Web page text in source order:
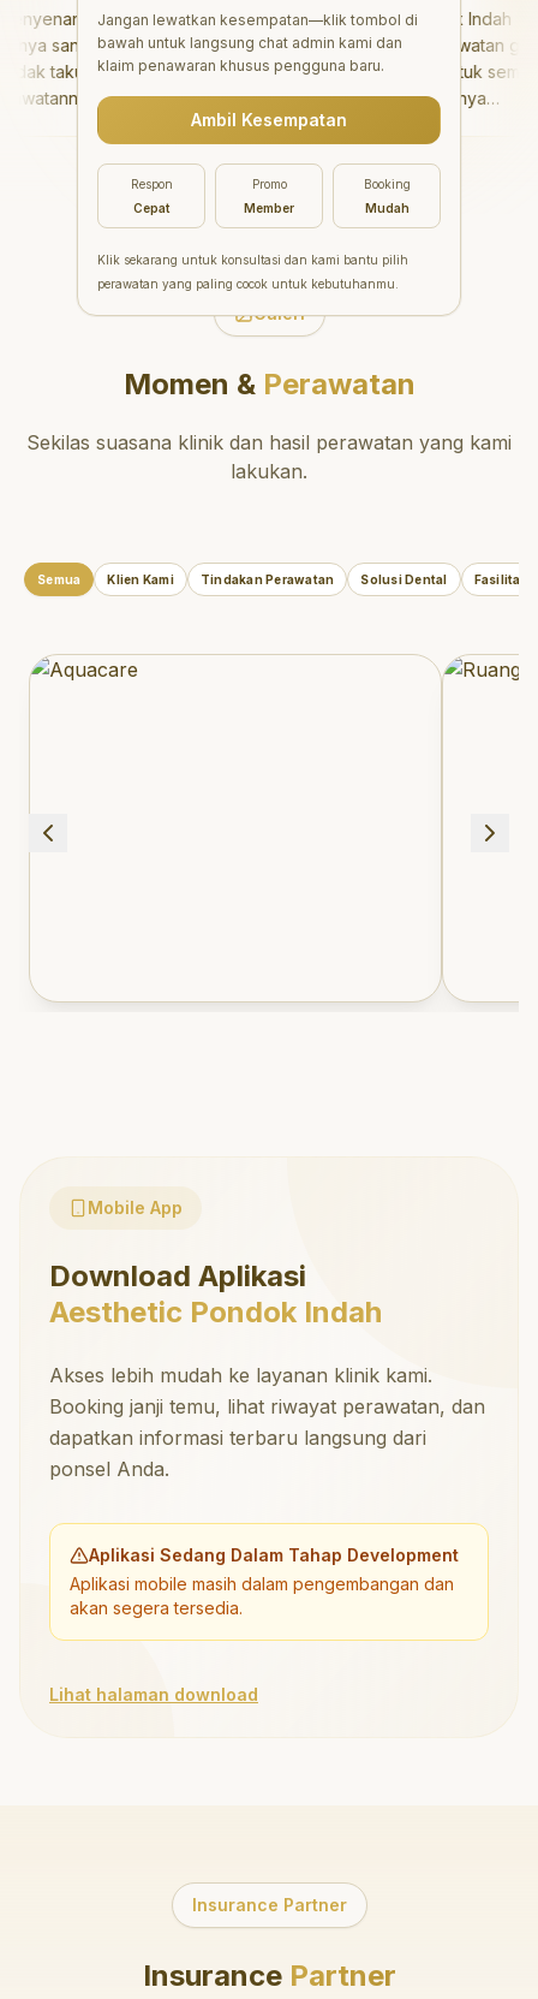
sangat baik
takut sama
tidak
setelahnya.
ke dokter
"Aesthetic Pondok Indah
menawarkan perawatan gigi
yang luar biasa untuk semua
orang. Dokter giginya
profesional, ramah, dan
meluangkan waktu untuk
mengedukasi pasien tentang
kesehatan gigi dan mulut
yang baik. Klinik ini terletak di
daerah yang strategis,
sehingga nyaman untuk
direkomendasikan untuk
dan berkualitas!"
Galeri
Momen &Perawatan
Sekilas suasana klinik dan hasil perawatan yang kami
lakukan.
Semua Klien Kami Tindakan Perawatan Solusi Dental Fasilitas
Mobile App
Download Aplikasi
Aesthetic Pondok Indah
Akses lebih mudah ke layanan klinik kami.
Booking janji temu, lihat riwayat perawatan, dan
dapatkan informasi terbaru langsung dari
ponsel Anda.
Aplikasi Sedang Dalam Tahap Development
Aplikasi mobile masih dalam pengembangan dan
akan segera tersedia.
Lihat halaman download
Insurance Partner
InsurancePartner
Jangan lewatkan kesempatan—klik tombol di
bawah untuk langsung chat admin kami dan
klaim penawaran khusus pengguna baru.
Ambil Kesempatan
Respon
Cepat
Promo
Member
Booking
Mudah
Klik sekarang untuk konsultasi dan kami bantu pilih
perawatan yang paling cocok untuk kebutuhanmu.